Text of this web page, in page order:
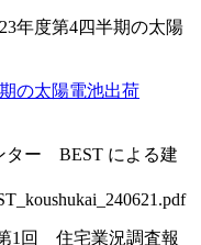
年度第4四半期の太陽
の太陽電池出荷
ター BEST による建
1回 住宅業況調査報